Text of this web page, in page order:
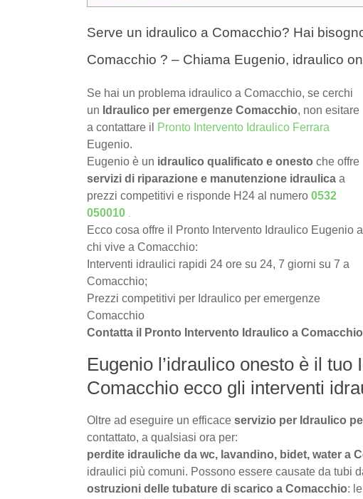
Serve un idraulico a Comacchio? Hai
Comacchio ? – Chiama Eugenio, idraulico
Se hai un problema idraulico a Comacchio, se cerchi
un Idraulico per emergenze Comacchio, non esitare
a contattare il
Pronto Intervento Idraulico Ferrara
Eugenio.
Eugenio è un idraulico qualificato e onesto che offre
servizi di riparazione e manutenzione idraulica a
prezzi competitivi e risponde H24 al numero 0532
050010 .
Ecco cosa offre il Pronto Intervento Idraulico Eugenio a
chi vive a Comacchio:
Interventi idraulici rapidi 24 ore su 24, 7 giorni su 7 a
Comacchio;
Prezzi competitivi per Idraulico per emergenze
Comacchio
Contatta il Pronto Intervento Idraulico a
Eugenio l’idraulico onesto è il
Comacchio ecco gli interventi
Oltre ad eseguire un efficace servizio per Idraulico
contattato, a qualsiasi ora per:
perdite idrauliche da wc, lavandino, bidet, water a
idraulici più comuni. Possono essere causate da tubi
ostruzioni delle tubature di scarico a Comacchio: